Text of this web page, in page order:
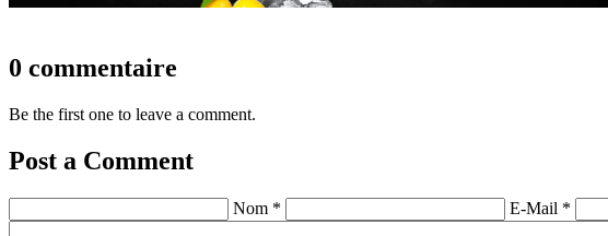
0 commentaire
Be the first one to leave a comment.
Post a Comment
Nom * E-Mail *